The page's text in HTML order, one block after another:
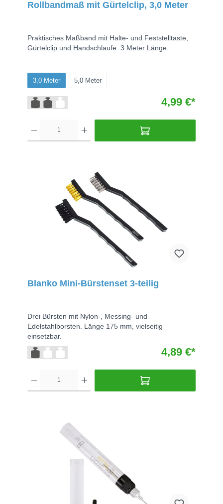
Rollbandmaß mit Gürtelclip, 3,0 Meter
Praktisches Maßband mit Halte- und Feststelltaste,
Gürtelclip und Handschlaufe. 3 Meter Länge.
3,0 Meter 5,0 Meter
4,99 €*
Blanko Mini-Bürstenset 3-teilig
Drei Bürsten mit Nylon-, Messing- und
Edelstahlborsten. Länge 175 mm, vielseitig
einsetzbar.
4,89 €*